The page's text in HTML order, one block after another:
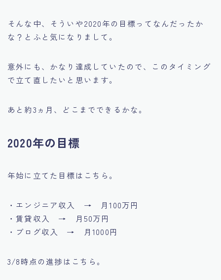
そんな中、そういや2020年の目標ってなんだったか
な？とふと気になりまして。
意外にも、かなり達成していたので、このタイミング
で立て直したいと思います。
あと約3ヵ月、どこまでできるかな。
2020年の目標
年始に立てた目標はこちら。
・エンジニア収入 → 月100万円
・賃貸収入 → 月50万円
・ブログ収入 → 月1000円
3/8時点の進捗はこちら。